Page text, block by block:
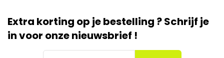
Extra korting op je bestelling ? Schrijf je
in voor onze nieuwsbrief !